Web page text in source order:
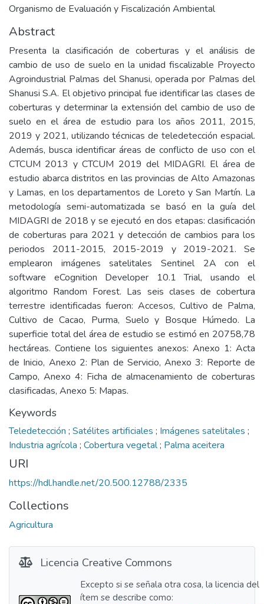
Organismo de Evaluación y Fiscalización Ambiental
Abstract
Presenta la clasificación de coberturas y el análisis de
cambio de uso de suelo en la unidad fiscalizable Proyecto
Agroindustrial Palmas del Shanusi, operada por Palmas del
Shanusi S.A. El objetivo principal fue identificar las clases de
coberturas y determinar la extensión del cambio de uso de
suelo en el área de estudio para los años 2011, 2015,
2019 y 2021, utilizando técnicas de teledetección espacial.
Además, busca identificar áreas de conflicto de uso con el
CTCUM 2013 y CTCUM 2019 del MIDAGRI. El área de
estudio abarca distritos en las provincias de Alto Amazonas
y Lamas, en los departamentos de Loreto y San Martín. La
metodología semi-automatizada se basó en la guía del
MIDAGRI de 2018 y se ejecutó en dos etapas: clasificación
de coberturas para 2021 y detección de cambios para los
periodos 2011-2015, 2015-2019 y 2019-2021. Se
emplearon imágenes satelitales Sentinel 2A con el
software eCognition Developer 10.1 Trial, usando el
algoritmo Random Forest. Las seis clases de cobertura
terrestre identificadas fueron: Accesos, Cultivo de Palma,
Cultivo de Cacao, Purma, Suelo y Bosque Húmedo. La
superficie total del área de estudio se estimó en 20758,78
hectáreas. Contiene los siguientes anexos: Anexo 1: Acta
de Inicio, Anexo 2: Plan de Servicio, Anexo 3: Reporte de
Campo, Anexo 4: Ficha de almacenamiento de coberturas
clasificadas, Anexo 5: Mapas.
Keywords
Teledetección ; Satélites artificiales ; Imágenes satelitales ;
Industria agrícola ; Cobertura vegetal; Palma aceitera
URI
https://hdl.handle.net/20.500.12788/2335
Collections
Agricultura
Licencia Creative Commons
Excepto si se señala otra cosa, la licencia del
ítem se describe como: